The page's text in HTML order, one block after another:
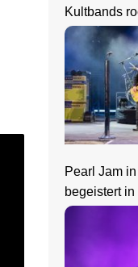
Kultbands
Pearl Jam
begeistert